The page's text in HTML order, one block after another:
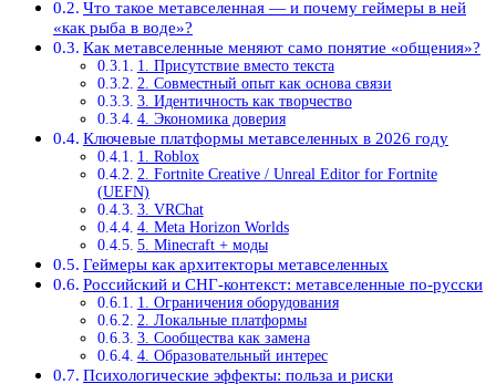
Что такое метавселенная — и почему геймеры в ней
«как рыба в воде»?
Как метавселенные меняют само понятие «общения»?
1. Присутствие вместо текста
2. Совместный опыт как основа связи
3. Идентичность как творчество
4. Экономика доверия
Ключевые платформы метавселенных в 2026 году
1. Roblox
2. Fortnite Creative / Unreal Editor for Fortnite
(UEFN)
3. VRChat
4. Meta Horizon Worlds
5. Minecraft + моды
Геймеры как архитекторы метавселенных
Российский и СНГ-контекст: метавселенные по-русски
1. Ограничения оборудования
2. Локальные платформы
3. Сообщества как замена
4. Образовательный интерес
Психологические эффекты: польза и риски